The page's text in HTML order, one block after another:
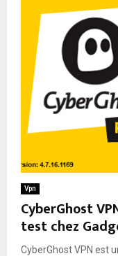
Vpn
CyberGhost
test chez
CyberGhost VPN est